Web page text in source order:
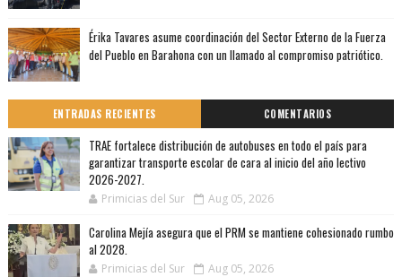
Érika Tavares asume coordinación del Sector Externo de la Fuerza
del Pueblo en Barahona con un llamado al compromiso patriótico.
ENTRADAS RECIENTES COMENTARIOS
TRAE fortalece distribución de autobuses en todo el país para
garantizar transporte escolar de cara al inicio del año lectivo
2026-2027.
Primicias del Sur Aug 05, 2026
Carolina Mejía asegura que el PRM se mantiene cohesionado rumbo
al 2028.
Primicias del Sur Aug 05, 2026